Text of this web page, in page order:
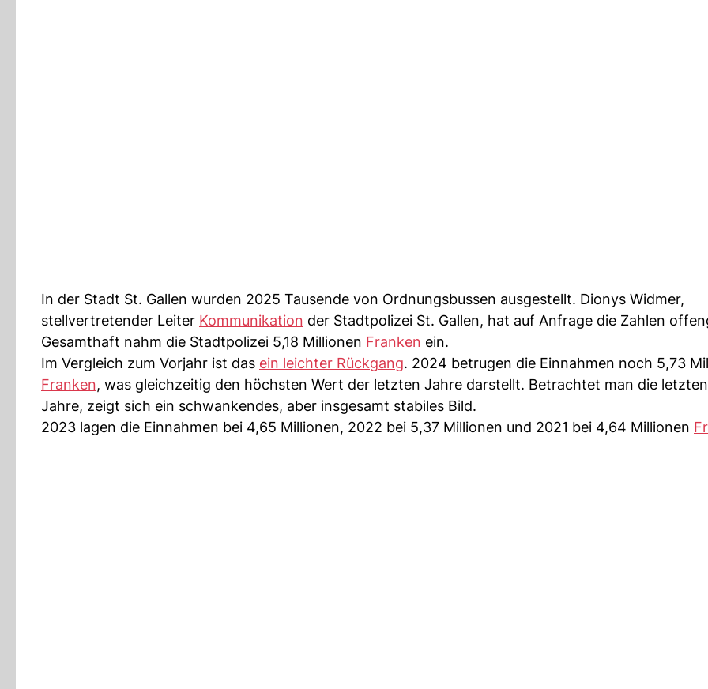
In der Stadt St. Gallen wurden 2025 Tausende von Ordnungsbussen ausgestellt. Dionys Widmer,
stellvertretender Leiter Kommunikation der Stadtpolizei St. Gallen, hat auf Anfrage die Zahlen
Gesamthaft nahm die Stadtpolizei 5,18 Millionen Franken ein.
Im Vergleich zum Vorjahr ist das ein leichter Rückgang. 2024 betrugen die Einnahmen noch 5,73
Franken, was gleichzeitig den höchsten Wert der letzten Jahre darstellt. Betrachtet man die
Jahre, zeigt sich ein schwankendes, aber insgesamt stabiles Bild.
2023 lagen die Einnahmen bei 4,65 Millionen, 2022 bei 5,37 Millionen und 2021 bei 4,64 Millionen